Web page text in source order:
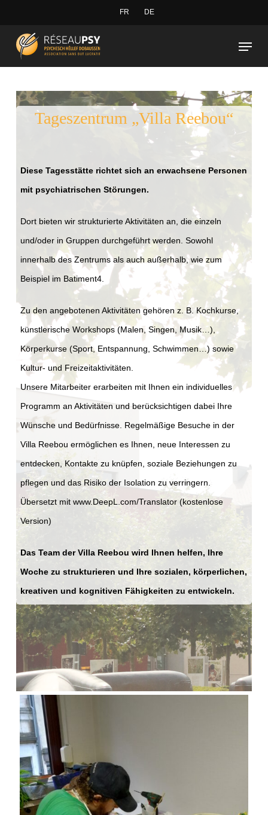
main
content
FR DE
Menu
Tageszentrum „Villa Reebou“
Diese Tagesstätte richtet sich an erwachsene Personen
mit psychiatrischen Störungen.
Dort bieten wir strukturierte Aktivitäten an, die einzeln
und/oder in Gruppen durchgeführt werden. Sowohl
innerhalb des Zentrums als auch außerhalb, wie zum
Beispiel im Batiment4.
Zu den angebotenen Aktivitäten gehören z. B. Kochkurse,
künstlerische Workshops (Malen, Singen, Musik…),
Körperkurse (Sport, Entspannung, Schwimmen…) sowie
Kultur- und Freizeitaktivitäten.
Unsere Mitarbeiter erarbeiten mit Ihnen ein individuelles
Programm an Aktivitäten und berücksichtigen dabei Ihre
Wünsche und Bedürfnisse. Regelmäßige Besuche in der
Villa Reebou ermöglichen es Ihnen, neue Interessen zu
entdecken, Kontakte zu knüpfen, soziale Beziehungen zu
pflegen und das Risiko der Isolation zu verringern.
Übersetzt mit www.DeepL.com/Translator (kostenlose
Version)
Das Team der Villa Reebou wird Ihnen helfen, Ihre
Woche zu strukturieren und Ihre sozialen, körperlichen,
kreativen und kognitiven Fähigkeiten zu entwickeln.